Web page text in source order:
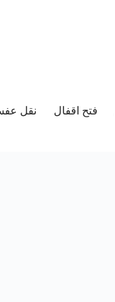
فتح اقفال نقل